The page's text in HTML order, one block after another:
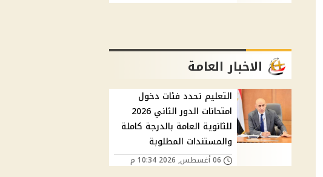
الاخبار العامة
التعليم تحدد فئات دخول
امتحانات الدور الثاني 2026
للثانوية العامة بالدرجة كاملة
والمستندات المطلوبة
06 أغسطس, 2026 10:34 م